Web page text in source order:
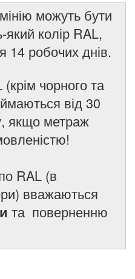
можуть бути
колір RAL,
14 робочих днів.
чорного та
від 30
якщо метраж
RAL (в
вважаються
та поверненню